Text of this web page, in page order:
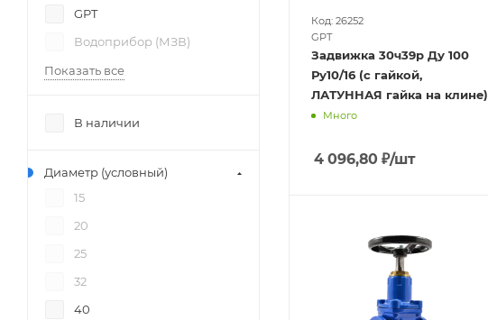
Код: 26252
GPT
Задвижка 30ч39р Ду 100
Ру10/16 (с гайкой,
ЛАТУННАЯ гайка на клине)
Много
4 096,80 ₽/шт
GPT
Водоприбор (МЗВ)
Показать все
В наличии
Диаметр (условный)
15
20
25
32
40